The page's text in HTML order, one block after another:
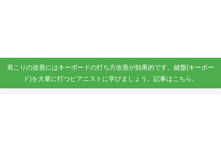
肩こりの改善にはキーボードの打ち方改善が効果的です。鍵盤(キーボー
ド)を大量に打つピアニストに学びましょう。記事はこちら。